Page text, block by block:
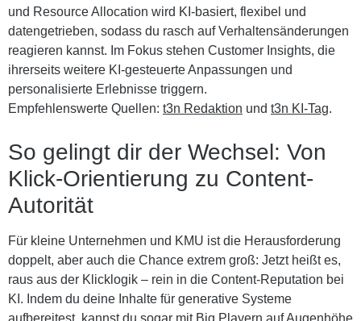
und Resource Allocation wird KI-basiert, flexibel und
datengetrieben, sodass du rasch auf Verhaltensänderungen
reagieren kannst. Im Fokus stehen Customer Insights, die
ihrerseits weitere KI-gesteuerte Anpassungen und
personalisierte Erlebnisse triggern.
Empfehlenswerte Quellen: t3n Redaktion und t3n KI-Tag.
So gelingt dir der Wechsel: Von
Klick-Orientierung zu Content-
Autorität
Für kleine Unternehmen und KMU ist die Herausforderung
doppelt, aber auch die Chance extrem groß: Jetzt heißt es,
raus aus der Klicklogik – rein in die Content-Reputation bei
KI. Indem du deine Inhalte für generative Systeme
aufbereitest, kannst du sogar mit Big Playern auf Augenhöhe